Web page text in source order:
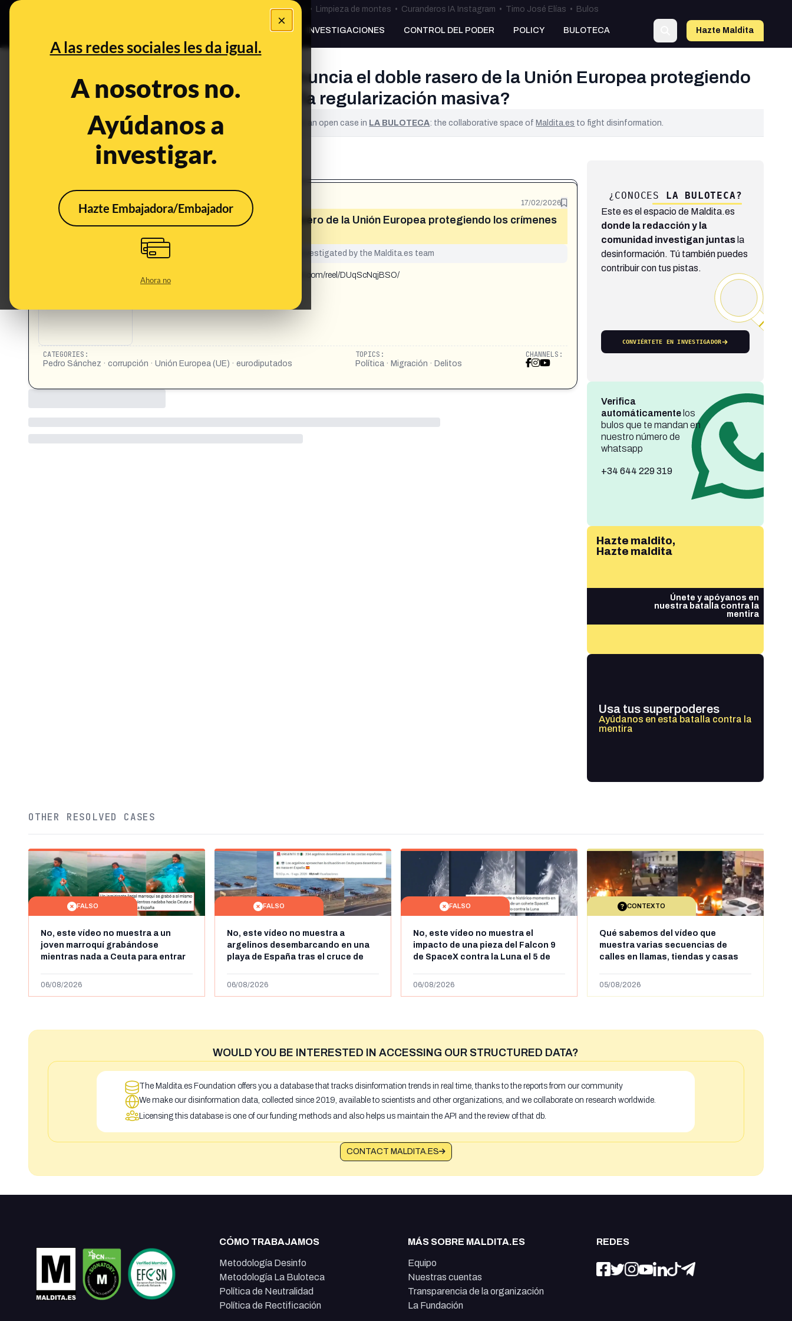
×
A las redes sociales les da igual.
A nosotros no.
Ayúdanos a
investigar.
Hazte Embajadora/Embajador
Ahora no
Bulos Ceuta • Limpieza de montes • Curanderos IA Instagram • Timo José Elías • Bulos
PREBUNKING INVESTIGACIONES CONTROL DEL PODER POLICY BULOTECA Hazte Maldita
¿La eurodiputada Enikő Győri denuncia el doble rasero de la Unión Europea protegiendo
los crímenes de Pedro Sánchez y la regularización masiva?
This content has NOT yet been verified. It is an open case in LA BULOTECA: the collaborative space ofMaldita.es to fight disinformation.
What's being said: 17/02/2026
«La eurodiputada Enikő Győri denuncia el doble rasero de la Unión Europea protegiendo los crímenes
This content has not yet been investigated by the Maldita.es team
https://www.facebook.com/share/r/18EY7aDvXD/ https://www.instagram.com/reel/DUqScNqjBSO/
https://www.youtube.com/shorts/Bn_herEg5Zk
CATEGORIES:
Pedro Sánchez · corrupción · Unión Europea (UE) · eurodiputados
TOPICS:
Política · Migración · Delitos
CHANNELS:
¿CONOCES LA BULOTECA?
Este es el espacio de Maldita.es
donde la redacción y la
comunidad investigan juntasla
desinformación. Tú también puedes
contribuir con tus pistas.
CONVIÉRTETE EN INVESTIGADOR
Verifica
automáticamentelos
bulos que te mandan en
nuestro número de
whatsapp
+34 644 229 319
Hazte maldito,
Hazte maldita
Únete y apóyanos en
nuestra batalla contra la
mentira
Usa tus superpoderes
Ayúdanos en esta batalla contra la
mentira
OTHER RESOLVED CASES
FALSO
No, este vídeo no muestra a un
joven marroquí grabándose
mientras nada a Ceuta para entrar
más de 450km de Ceuta y el autor lo
06/08/2026
FALSO
No, este vídeo no muestra a
argelinos desembarcando en una
playa de España tras el cruce de
de julio de 2026: son imágenes de
06/08/2026
FALSO
No, este vídeo no muestra el
impacto de una pieza del Falcon 9
de SpaceX contra la Luna el 5 de
menos abril de 2026
06/08/2026
CONTEXTO
Qué sabemos del vídeo que
muestra varias secuencias de
calles en llamas, tiendas y casas
supuestamente en España tras la
05/08/2026
WOULD YOU BE INTERESTED IN ACCESSING OUR STRUCTURED DATA?
The Maldita.es Foundation offers you a database that tracks disinformation trends in real time, thanks to the reports from our community
We make our disinformation data, collected since 2019, available to scientists and other organizations, and we collaborate on research worldwide.
Licensing this database is one of our funding methods and also helps us maintain the API and the review of that db.
CONTACT MALDITA.ES
CÓMO TRABAJAMOS
Metodología Desinfo
Metodología La Buloteca
Política de Neutralidad
Política de Rectificación
MÁS SOBRE MALDITA.ES
Equipo
Nuestras cuentas
Transparencia de la organización
La Fundación
REDES